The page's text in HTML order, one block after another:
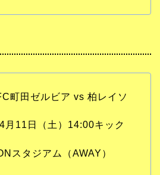
町田ゼルビア vs 柏レイソ
月11日（土）14:00キック
スタジアム（AWAY）